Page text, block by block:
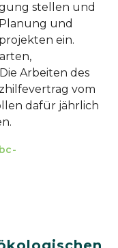
stellen und
und
ein.
Arbeiten des
vom
dafür jährlich